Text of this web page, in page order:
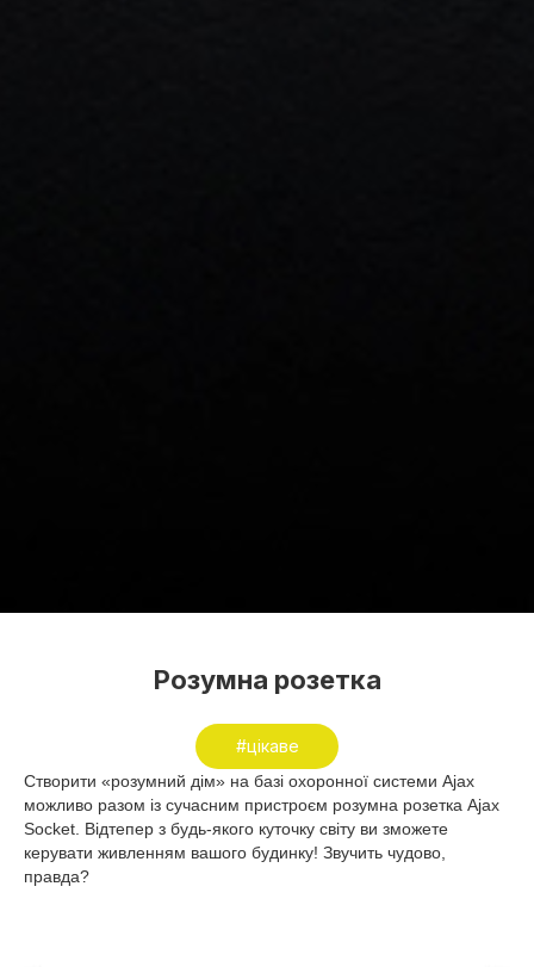
Розумна розетка
#цікаве
Створити «розумний дім» на базі охоронної системи Ajax
можливо разом із сучасним пристроєм розумна розетка Ajax
Socket. Відтепер з будь-якого куточку світу ви зможете
керувати живленням вашого будинку! Звучить чудово,
правда?